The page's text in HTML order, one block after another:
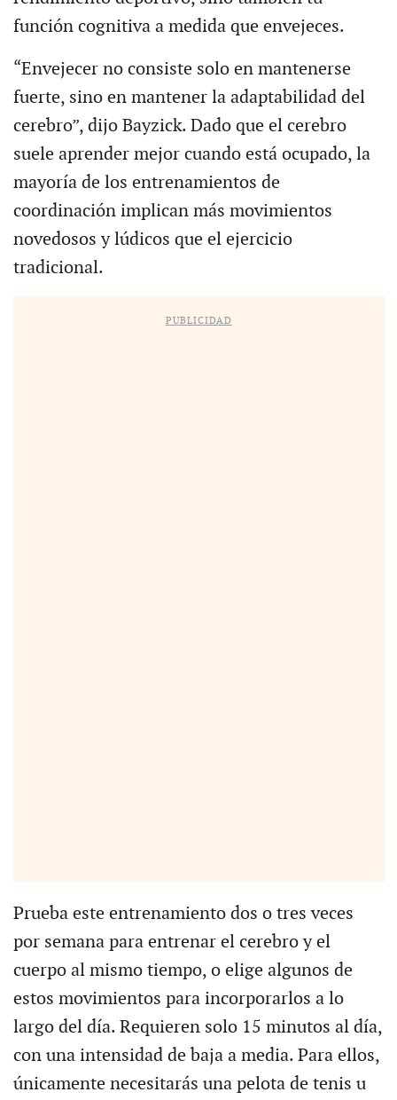
función cognitiva a medida que envejeces.
“Envejecer no consiste solo en mantenerse
fuerte, sino en mantener la adaptabilidad del
cerebro”, dijo Bayzick. Dado que el cerebro
suele aprender mejor cuando está ocupado, la
mayoría de los entrenamientos de
coordinación implican más movimientos
novedosos y lúdicos que el ejercicio
tradicional.
PUBLICIDAD
Prueba este entrenamiento dos o tres veces
por semana para entrenar el cerebro y el
cuerpo al mismo tiempo, o elige algunos de
estos movimientos para incorporarlos a lo
largo del día. Requieren solo 15 minutos al día,
con una intensidad de baja a media. Para ellos,
únicamente necesitarás una pelota de tenis u